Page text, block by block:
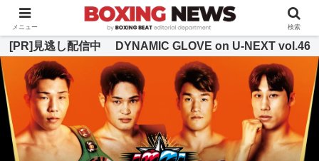
BOXING BEAT [ボクシング・ビート] 公式サイト
[PR]見逃し配信中 DYNAMIC GLOVE on U-NEXT vol.46
メニュー 検索